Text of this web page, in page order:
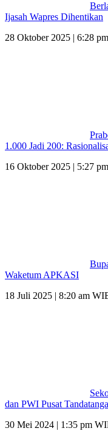
Ijasah Wapres Dihentikan
28 Oktober 2025 | 6:28
1.000 Jadi 200:
16 Oktober 2025 | 5:27
Waketum APKASI
18 Juli 2025 | 8:20 am
dan PWI Pusat
30 Mei 2024 | 1:35 pm